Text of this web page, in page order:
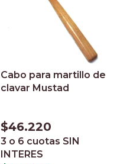
Cabo para martillo de
clavar Mustad
$46.220
3 o 6 cuotas SIN
INTERES